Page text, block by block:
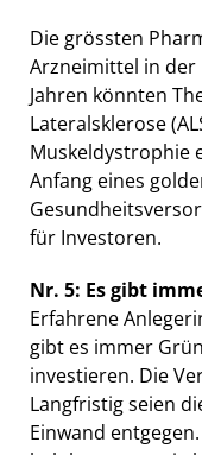
Die grössten
Arzneimittel in der
Jahren könnten
Lateralsklerose
Muskeldystrophie
Anfang eines
für Investoren.
Nr. 5: Es gibt
Erfahrene
gibt es immer
investieren. Die
Langfristig seien
Einwand